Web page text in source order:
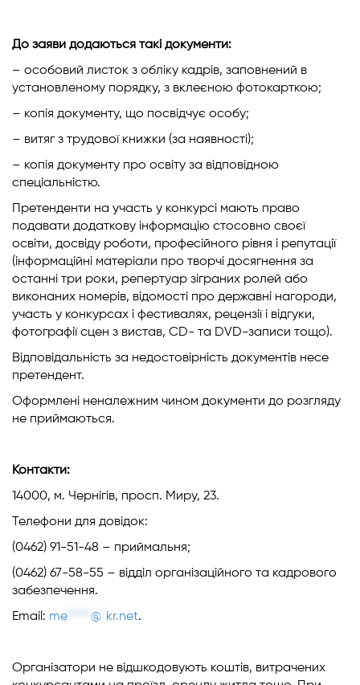
До заяви додаються такі документи:
– особовий листок з обліку кадрів, заповнений в
установленому порядку, з вклеєною фотокарткою;
– копія документу, що посвідчує особу;
– витяг з трудової книжки (за наявності);
– копія документу про освіту за відповідною
спеціальністю.
Претенденти на участь у конкурсі мають право
подавати додаткову інформацію стосовно своєї
освіти, досвіду роботи, професійного рівня і репутації
(інформаційні матеріали про творчі досягнення за
останні три роки, репертуар зіграних ролей або
виконаних номерів, відомості про державні нагороди,
участь у конкурсах і фестивалях, рецензії і відгуки,
фотографії сцен з вистав, CD- та DVD-записи тощо).
Відповідальність за недостовірність документів несе
претендент.
Оформлені неналежним чином документи до розгляду
не приймаються.
Контакти:
14000, м. Чернігів, просп. Миру, 23.
Телефони для довідок:
(0462) 91-51-48 – приймальня;
(0462) 67-58-55 – відділ організаційного та кадрового
забезпечення.
Email: me***** @ kr.net.
Організатори не відшкодовують коштів, витрачених